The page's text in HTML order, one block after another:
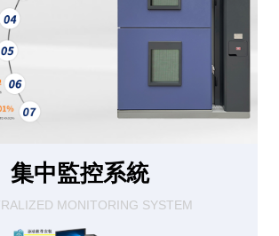
集中監控系統
MONITORING SYSTEM